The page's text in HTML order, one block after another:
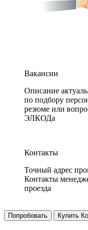
Вакансии
Описание
по подбору
резюме или
ЭЛКОДа
Контакты
Точный адрес
Контакты
проезда
Попробовать Купить